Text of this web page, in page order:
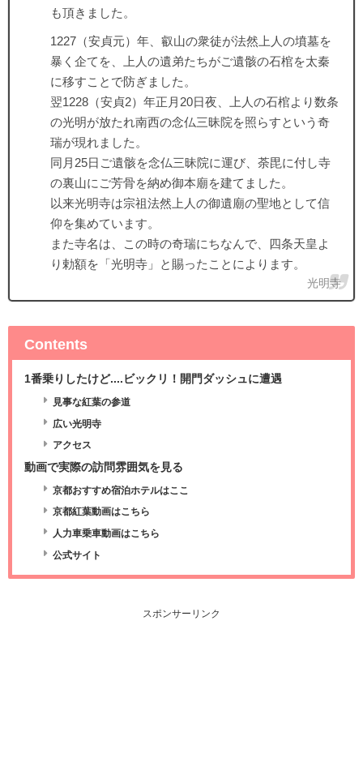
も頂きました。
1227（安貞元）年、叡山の衆徒が法然上人の墳墓を
暴く企てを、上人の遺弟たちがご遺骸の石棺を太秦
に移すことで防ぎました。
翌1228（安貞2）年正月20日夜、上人の石棺より数条
の光明が放たれ南西の念仏三昧院を照らすという奇
瑞が現れました。
同月25日ご遺骸を念仏三昧院に運び、荼毘に付し寺
の裏山にご芳骨を納め御本廟を建てました。
以来光明寺は宗祖法然上人の御遺廟の聖地として信
仰を集めています。
また寺名は、この時の奇瑞にちなんで、四条天皇よ
り勅額を「光明寺」と賜ったことによります。
光明寺
Contents
1番乗りしたけど....ビックリ！開門ダッシュに遭遇
見事な紅葉の参道
広い光明寺
アクセス
動画で実際の訪問雰囲気を見る
京都おすすめ宿泊ホテルはここ
京都紅葉動画はこちら
人力車乗車動画はこちら
公式サイト
スポンサーリンク